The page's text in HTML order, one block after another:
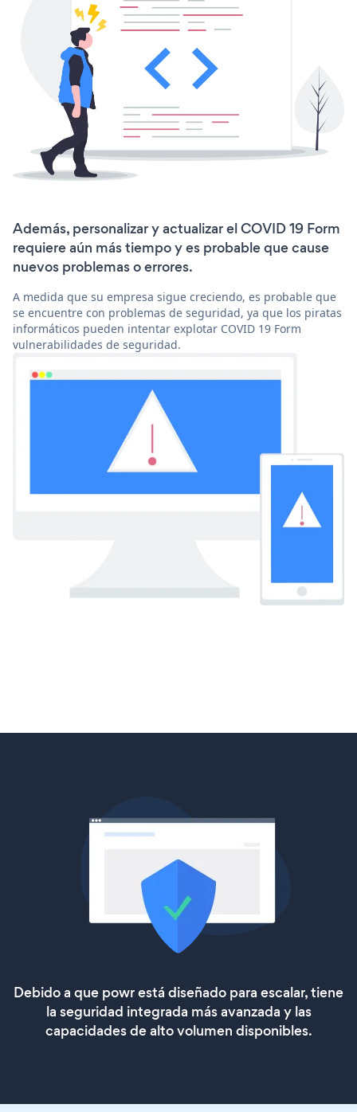
Además, personalizar y actualizar el COVID 19 Form
requiere aún más tiempo y es probable que cause
nuevos problemas o errores.
A medida que su empresa sigue creciendo, es probable que
se encuentre con problemas de seguridad, ya que los piratas
informáticos pueden intentar explotar COVID 19 Form
vulnerabilidades de seguridad.
Debido a que powr está diseñado para escalar, tiene
la seguridad integrada más avanzada y las
capacidades de alto volumen disponibles.